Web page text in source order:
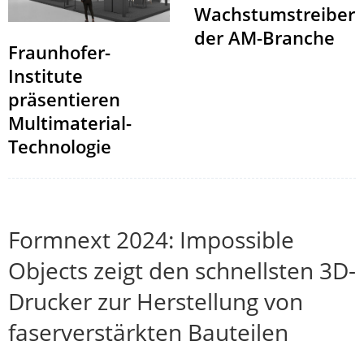
Fraunhofer-
Institute
präsentieren
Multimaterial-
Technologie
Wachstumstreiber
der AM-Branche
Formnext 2024: Impossible
Objects zeigt den schnellsten 3D-
Drucker zur Herstellung von
faserverstärkten Bauteilen